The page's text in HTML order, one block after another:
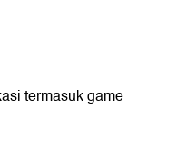
termasuk game